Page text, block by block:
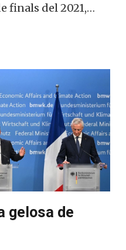
finals del 2021,…
gelosa de